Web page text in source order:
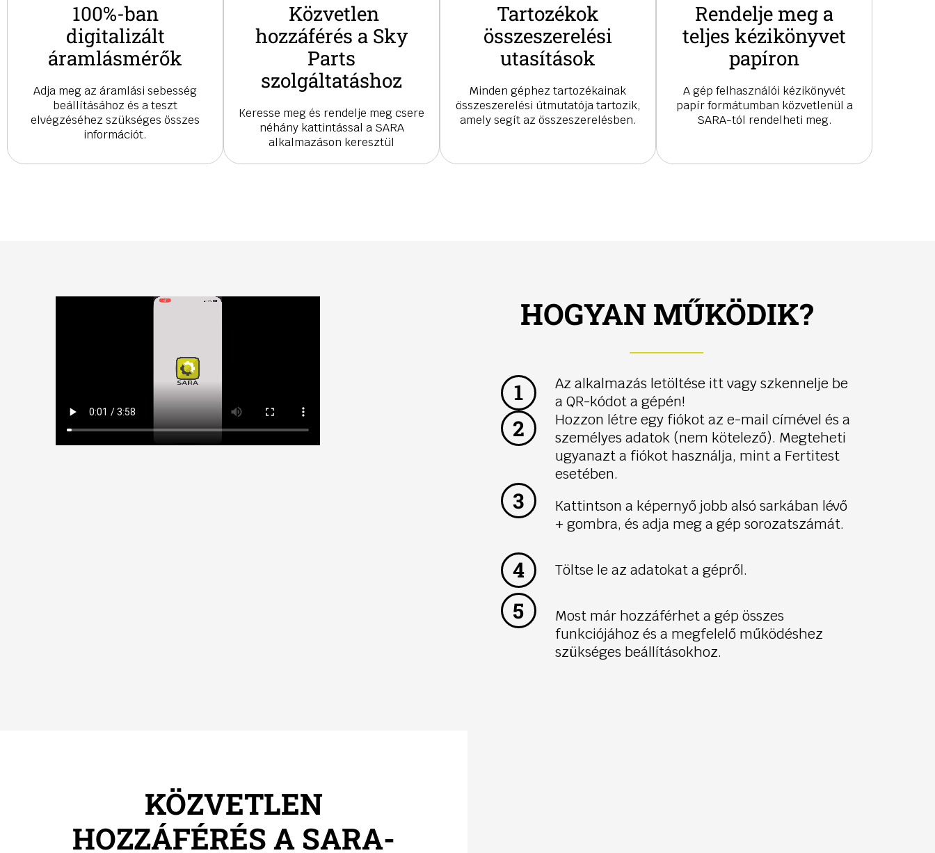
100%-ban
digitalizált
áramlásmérők
Adja meg az áramlási sebesség
beállításához és a teszt
elvégzéséhez szükséges összes
információt.
Közvetlen
hozzáférés a Sky
Parts
szolgáltatáshoz
Keresse meg és rendelje meg csere
néhány kattintással a SARA
alkalmazáson keresztül
Tartozékok
összeszerelési
utasítások
Minden géphez tartozékainak
összeszerelési útmutatója tartozik,
amely segít az összeszerelésben.
Rendelje meg a
teljes kézikönyvet
papíron
A gép felhasználói kézikönyvét
papír formátumban közvetlenül a
SARA-tól rendelheti meg.
HOGYAN MŰKÖDIK?
1
Az alkalmazás letöltése itt vagy szkennelje be
a QR-kódot a gépén!
2
Hozzon létre egy fiókot az e-mail címével és a
személyes adatok (nem kötelező). Megteheti
ugyanazt a fiókot használja, mint a Fertitest
esetében.
3
Kattintson a képernyő jobb alsó sarkában lévő
+ gombra, és adja meg a gép sorozatszámát.
4 Töltse le az adatokat a gépről.
5
Most már hozzáférhet a gép összes
funkciójához és a megfelelő működéshez
szükséges beállításokhoz.
KÖZVETLEN
HOZZÁFÉRÉS A SARA-